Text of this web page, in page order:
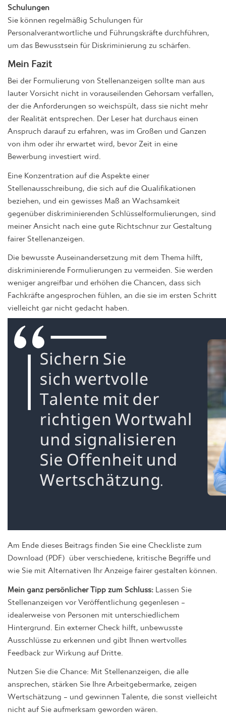
Schulungen
Sie können regelmäßig Schulungen für
Personalverantwortliche und Führungskräfte durchführen,
um das Bewusstsein für Diskriminierung zu schärfen.
Mein Fazit
Bei der Formulierung von Stellenanzeigen sollte man aus
lauter Vorsicht nicht in vorauseilenden Gehorsam verfallen,
der die Anforderungen so weichspült, dass sie nicht mehr
der Realität entsprechen. Der Leser hat durchaus einen
Anspruch darauf zu erfahren, was im Großen und Ganzen
von ihm oder ihr erwartet wird, bevor Zeit in eine
Bewerbung investiert wird.
Eine Konzentration auf die Aspekte einer
Stellenausschreibung, die sich auf die Qualifikationen
beziehen, und ein gewisses Maß an Wachsamkeit
gegenüber diskriminierenden Schlüsselformulierungen, sind
meiner Ansicht nach eine gute Richtschnur zur Gestaltung
fairer Stellenanzeigen.
Die bewusste Auseinandersetzung mit dem Thema hilft,
diskriminierende Formulierungen zu vermeiden. Sie werden
weniger angreifbar und erhöhen die Chancen, dass sich
Fachkräfte angesprochen fühlen, an die sie im ersten Schritt
vielleicht gar nicht gedacht haben.
Am Ende dieses Beitrags finden Sie eine Checkliste zum
Download (PDF) über verschiedene, kritische Begriffe und
wie Sie mit Alternativen Ihr Anzeige fairer gestalten können.
Mein ganz persönlicher Tipp zum Schluss:Lassen Sie
Stellenanzeigen vor Veröffentlichung gegenlesen –
idealerweise von Personen mit unterschiedlichem
Hintergrund. Ein externer Check hilft, unbewusste
Ausschlüsse zu erkennen und gibt Ihnen wertvolles
Feedback zur Wirkung auf Dritte.
Nutzen Sie die Chance: Mit Stellenanzeigen, die alle
ansprechen, stärken Sie Ihre Arbeitgebermarke, zeigen
Wertschätzung – und gewinnen Talente, die sonst vielleicht
nicht auf Sie aufmerksam geworden wären.